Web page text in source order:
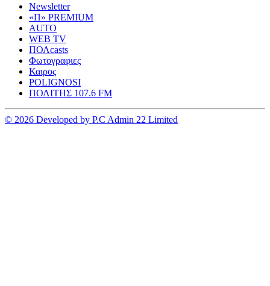
Newsletter
«Π» PREMIUM
AUTO
WEB TV
ΠΟΛcasts
Φωτογραφιες
Καιρος
POLIGNOSI
ΠΟΛΙΤΗΣ 107.6 FM
© 2026 Developed by P.C Admin 22 Limited